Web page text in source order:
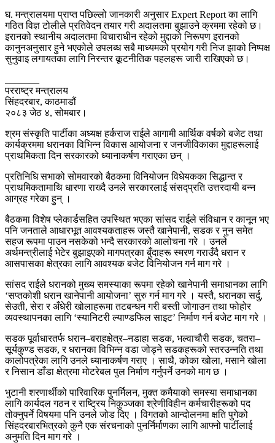
घ. मन्त्रालयमा प्राप्त पछिल्लो जानकारी अनुसार Expert Report का लागि
गठित विज्ञ टोलीले प्रतिवेदन तयार गरी अदालतमा बुझाउने क्रममा रहेको छ।
इरानको स्थानीय अदालतमा विचाराधीन रहेको मुद्दाको निरूपण इरानको
कानुनअनुसार हुने भएकोले उपलब्ध सबै माध्यमको प्रयोग गरी निज झाको निष्पक्ष
सुनुवाइ लगायतका लागि निरन्तर कूटनीतिक पहलहरू जारी राखिएको छ।
परराष्ट्र मन्त्रालय
सिंहदरबार, काठमाडौं
२०८३ जेठ ४, सोमबार।
श्रम संस्कृति पार्टीका अध्यक्ष हर्कराज राईले आगामी आर्थिक वर्षको बजेट तथा
कार्यक्रममा धरानका विभिन्न विकास आयोजना र जनजीविकाका मुद्दाहरूलाई
प्राथमिकता दिन सरकारको ध्यानाकर्षण गराएका छन् ।
प्रतिनिधि सभाको सोमवारको बैठकमा विनियोजन विधेयकका सिद्धान्त र
प्राथमिकतामाथि धारणा राख्दै उनले सरकारलाई संसद्प्रति उत्तरदायी बन्न
आग्रह गरेका हुन् ।
बैठकमा विशेष प्लेकार्डसहित उपस्थित भएका सांसद राईले संविधान र कानून भए
पनि जनताले आधारभूत आवश्यकताहरू जस्तै खानेपानी, सडक र नुन समेत
सहज रूपमा पाउन नसकेको भन्दै सरकारको आलोचना गरे । उनले
अर्थमन्त्रीलाई भेटेर बुझाइएको मागपत्रका बुँदाहरू स्मरण गराउँदै धरान र
आसपासका क्षेत्रका लागि आवश्यक बजेट विनियोजन गर्न माग गरे ।
सांसद राईले धरानको मुख्य समस्याका रूपमा रहेको खानेपानी समाधानका लागि
‘सप्तकोशी धरान खानेपानी आयोजना’ सुरु गर्न माग गरे । यस्तै, धरानका सर्दु,
सेउती, सेरा र अँधेरी खोलाहरूमा तटबन्धन गरी बस्ती जोगाउन तथा फोहोर
व्यवस्थापनका लागि ‘स्यानिटरी ल्याण्डफिल साइट’ निर्माण गर्न बजेट माग गरे ।
सडक पूर्वाधारतर्फ धरान–बराहक्षेत्र–नडाहा सडक, भल्वाचौरी सडक, चतरा–
सूर्यकुण्ड सडक, र धरानका विभिन्न वडा जोड्ने सडकहरूको स्तरउन्नति तथा
कालोपत्रेका लागि उनले ध्यानाकर्षण गराए । साथै, कोका खोला, मसाने खोला
र निसान डाँडा क्षेत्रमा मोटरेबल पुल निर्माण गर्नुपर्ने उनको माग छ ।
भुटानी शरणार्थीको पारिवारिक पुनर्मिलन, मुक्त कमैयाको समस्या समाधानका
लागि कार्यदल गठन र राष्ट्रिय निकुञ्जका श्रेणीविहीन कर्मचारीहरूको पद
तोक्नुपर्ने विषयमा पनि उनले जोड दिए । विगतको आन्दोलनमा क्षति पुगेको
सिंहदरबारभित्रको कुनै एक संरचनाको पुनर्निर्माणका लागि आफ्नो पार्टीलाई
अनुमति दिन माग गरे ।